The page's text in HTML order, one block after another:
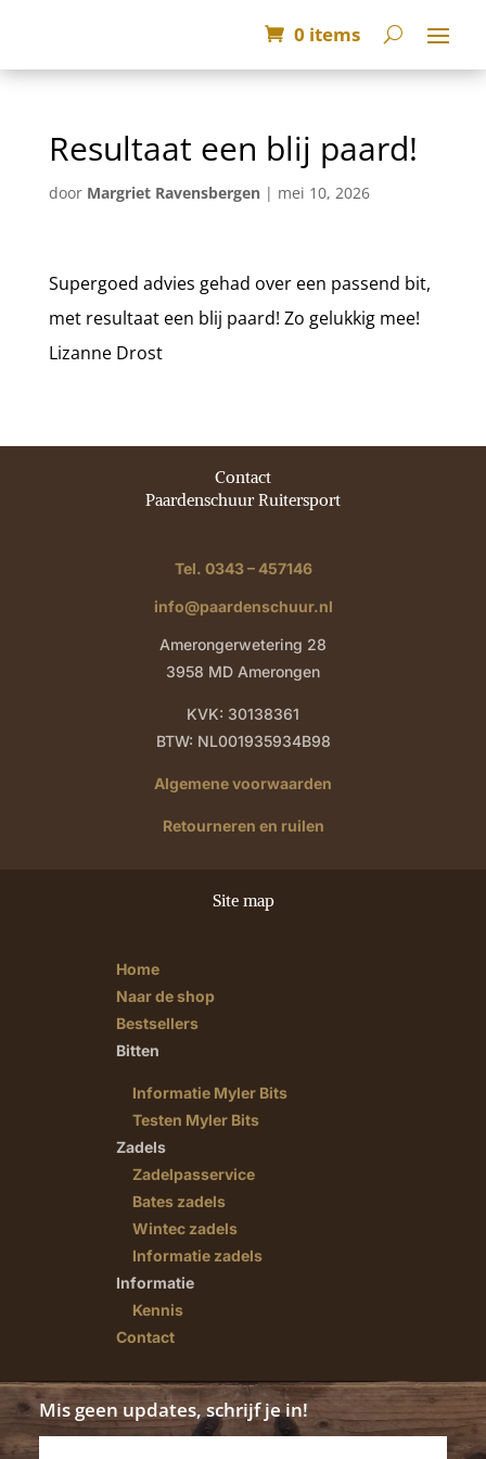
0 items
Resultaat een blij paard!
door Margriet Ravensbergen| mei 10, 2026
Supergoed advies gehad over een passend bit,
met resultaat een blij paard! Zo gelukkig mee!
Lizanne Drost
Contact
Paardenschuur Ruitersport
Tel. 0343 – 457146
info@paardenschuur.nl
Amerongerwetering 28
3958 MD Amerongen
KVK: 30138361
BTW: NL001935934B98
Algemene voorwaarden
Retourneren en ruilen
Site map
Home
Naar de shop
Bestsellers
Bitten
Informatie Myler Bits
Testen Myler Bits
Zadels
Zadelpasservice
Bates zadels
Wintec zadels
Informatie zadels
Informatie
Kennis
Contact
Mis geen updates, schrijf je in!